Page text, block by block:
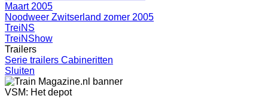
Maart 2005
Noodweer Zwitserland zomer 2005
TreiNS
TreiNShow
Trailers
Serie trailers Cabineritten
Sluiten
VSM: Het depot